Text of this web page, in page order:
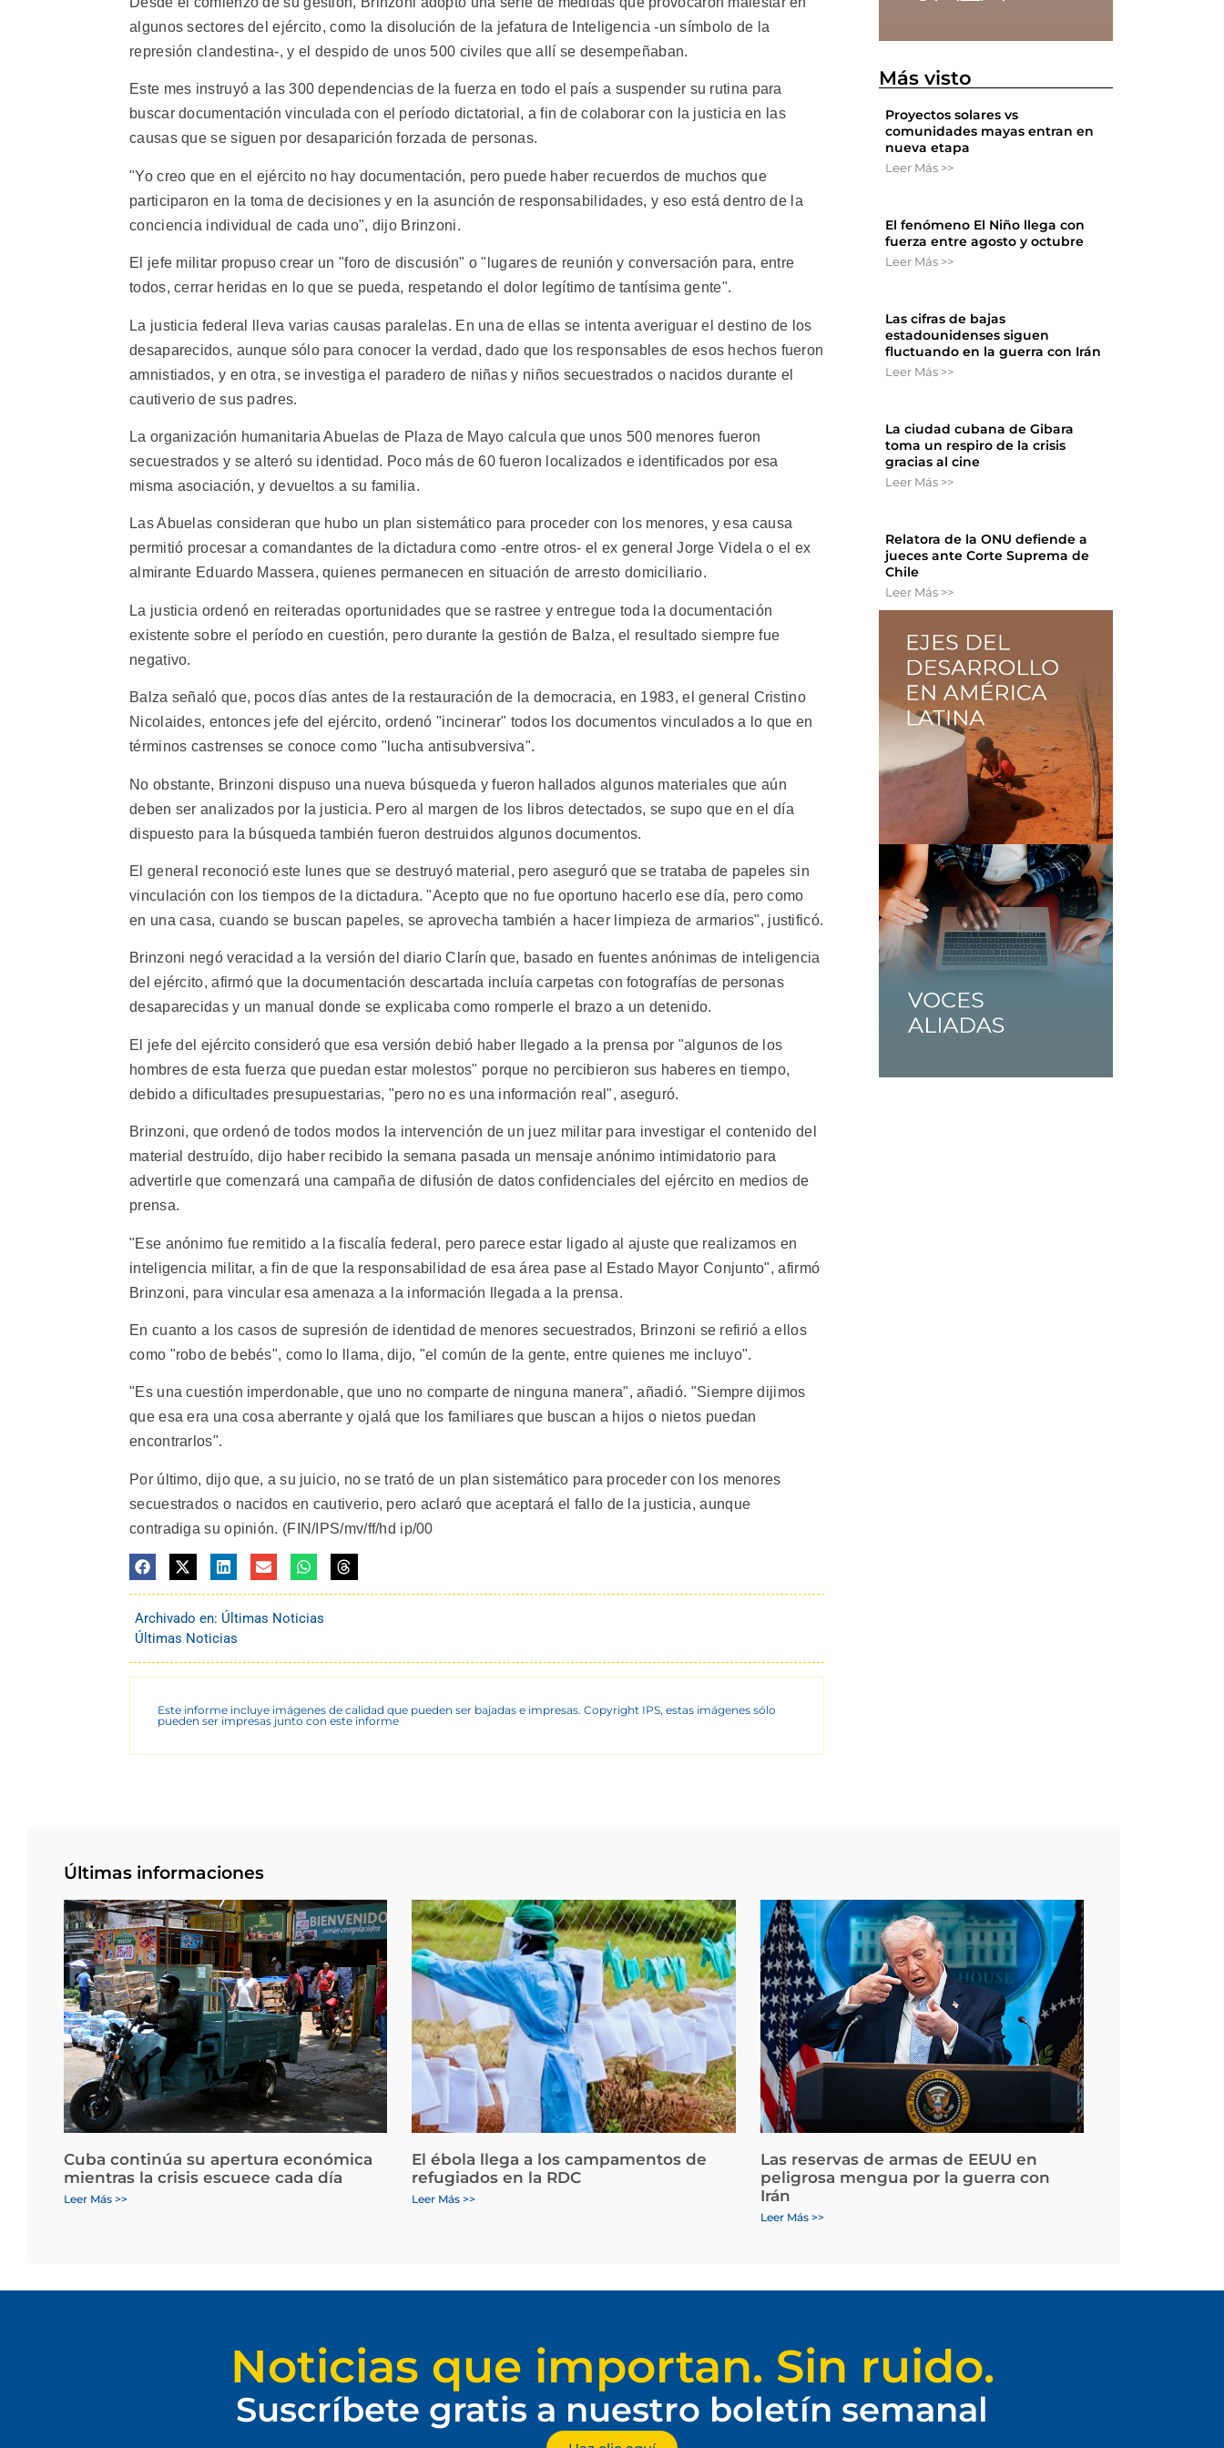
algunos sectores del ejército, como la disolución de la jefatura de Inteligencia -un símbolo de la
represión clandestina-, y el despido de unos 500 civiles que allí se desempeñaban.
Este mes instruyó a las 300 dependencias de la fuerza en todo el país a suspender su rutina para
buscar documentación vinculada con el período dictatorial, a fin de colaborar con la justicia en las
causas que se siguen por desaparición forzada de personas.
"Yo creo que en el ejército no hay documentación, pero puede haber recuerdos de muchos que
participaron en la toma de decisiones y en la asunción de responsabilidades, y eso está dentro de la
conciencia individual de cada uno", dijo Brinzoni.
El jefe militar propuso crear un "foro de discusión" o "lugares de reunión y conversación para, entre
todos, cerrar heridas en lo que se pueda, respetando el dolor legítimo de tantísima gente".
La justicia federal lleva varias causas paralelas. En una de ellas se intenta averiguar el destino de los
desaparecidos, aunque sólo para conocer la verdad, dado que los responsables de esos hechos fueron
amnistiados, y en otra, se investiga el paradero de niñas y niños secuestrados o nacidos durante el
cautiverio de sus padres.
La organización humanitaria Abuelas de Plaza de Mayo calcula que unos 500 menores fueron
secuestrados y se alteró su identidad. Poco más de 60 fueron localizados e identificados por esa
misma asociación, y devueltos a su familia.
Las Abuelas consideran que hubo un plan sistemático para proceder con los menores, y esa causa
permitió procesar a comandantes de la dictadura como -entre otros- el ex general Jorge Videla o el ex
almirante Eduardo Massera, quienes permanecen en situación de arresto domiciliario.
La justicia ordenó en reiteradas oportunidades que se rastree y entregue toda la documentación
existente sobre el período en cuestión, pero durante la gestión de Balza, el resultado siempre fue
negativo.
Balza señaló que, pocos días antes de la restauración de la democracia, en 1983, el general Cristino
Nicolaides, entonces jefe del ejército, ordenó "incinerar" todos los documentos vinculados a lo que en
términos castrenses se conoce como "lucha antisubversiva".
No obstante, Brinzoni dispuso una nueva búsqueda y fueron hallados algunos materiales que aún
deben ser analizados por la justicia. Pero al margen de los libros detectados, se supo que en el día
dispuesto para la búsqueda también fueron destruidos algunos documentos.
El general reconoció este lunes que se destruyó material, pero aseguró que se trataba de papeles sin
vinculación con los tiempos de la dictadura. "Acepto que no fue oportuno hacerlo ese día, pero como
en una casa, cuando se buscan papeles, se aprovecha también a hacer limpieza de armarios", justificó.
Brinzoni negó veracidad a la versión del diario Clarín que, basado en fuentes anónimas de inteligencia
del ejército, afirmó que la documentación descartada incluía carpetas con fotografías de personas
desaparecidas y un manual donde se explicaba como romperle el brazo a un detenido.
El jefe del ejército consideró que esa versión debió haber llegado a la prensa por "algunos de los
hombres de esta fuerza que puedan estar molestos" porque no percibieron sus haberes en tiempo,
debido a dificultades presupuestarias, "pero no es una información real", aseguró.
Brinzoni, que ordenó de todos modos la intervención de un juez militar para investigar el contenido del
material destruído, dijo haber recibido la semana pasada un mensaje anónimo intimidatorio para
advertirle que comenzará una campaña de difusión de datos confidenciales del ejército en medios de
prensa.
"Ese anónimo fue remitido a la fiscalía federal, pero parece estar ligado al ajuste que realizamos en
inteligencia militar, a fin de que la responsabilidad de esa área pase al Estado Mayor Conjunto", afirmó
Brinzoni, para vincular esa amenaza a la información llegada a la prensa.
En cuanto a los casos de supresión de identidad de menores secuestrados, Brinzoni se refirió a ellos
como "robo de bebés", como lo llama, dijo, "el común de la gente, entre quienes me incluyo".
"Es una cuestión imperdonable, que uno no comparte de ninguna manera", añadió. "Siempre dijimos
que esa era una cosa aberrante y ojalá que los familiares que buscan a hijos o nietos puedan
encontrarlos".
Por último, dijo que, a su juicio, no se trató de un plan sistemático para proceder con los menores
secuestrados o nacidos en cautiverio, pero aclaró que aceptará el fallo de la justicia, aunque
contradiga su opinión. (FIN/IPS/mv/ff/hd ip/00
Archivado en: Últimas Noticias
Últimas Noticias
Este informe incluye imágenes de calidad que pueden ser bajadas e impresas. Copyright IPS, estas imágenes sólo
pueden ser impresas junto con este informe
Más visto
Proyectos solares vs
comunidades mayas entran en
nueva etapa
Leer Más >>
El fenómeno El Niño llega con
fuerza entre agosto y octubre
Leer Más >>
Las cifras de bajas
estadounidenses siguen
fluctuando en la guerra con Irán
Leer Más >>
La ciudad cubana de Gibara
toma un respiro de la crisis
gracias al cine
Leer Más >>
Relatora de la ONU defiende a
jueces ante Corte Suprema de
Chile
Leer Más >>
Últimas informaciones
Cuba continúa su apertura económica
mientras la crisis escuece cada día
Leer Más >>
El ébola llega a los campamentos de
refugiados en la RDC
Leer Más >>
Las reservas de armas de EEUU en
peligrosa mengua por la guerra con
Irán
Leer Más >>
Noticias que importan. Sin ruido.
Suscríbete gratis a nuestro boletín semanal